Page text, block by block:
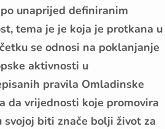
unaprijed definiranim
tema je je koja je protkana u
se odnosi na poklanjanje
aktivnosti u
pravila Omladinske
da vrijednosti koje promovira
svojoj biti znače bolji život za